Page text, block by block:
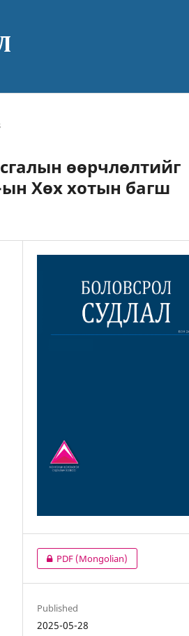
өөрчлөлтийг
Хөх хотын багш
PDF (Mongolian)
Published
2025-05-28